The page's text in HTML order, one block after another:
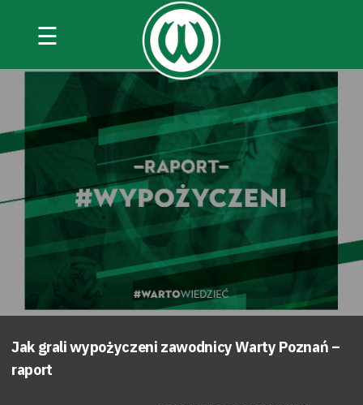
☰
Jak grali wypożyczeni zawodnicy Warty Poznań –
raport